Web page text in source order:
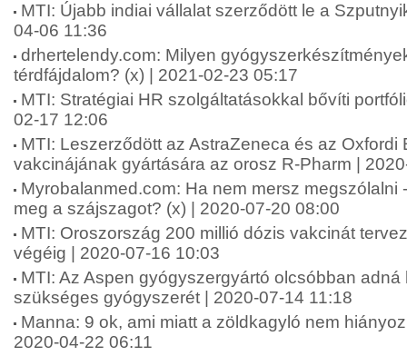
MTI: Újabb indiai vállalat szerződött le a
04-06 11:36
drhertelendy.com: Milyen
térdfájdalom? (x) | 2021-02-23 05:17
MTI: Stratégiai HR szolgáltatásokkal bővíti
02-17 12:06
MTI: Leszerződött az AstraZeneca és az Oxfordi
vakcinájának gyártására az orosz R-Pharm |
Myrobalanmed.com: Ha nem mersz megszólalni
meg a szájszagot? (x) | 2020-07-20 08:00
MTI: Oroszország 200 millió dózis vakcinát
végéig | 2020-07-16 10:03
MTI: Az Aspen gyógyszergyártó olcsóbban
szükséges gyógyszerét | 2020-07-14 11:18
Manna: 9 ok, ami miatt a zöldkagyló nem
2020-04-22 06:11